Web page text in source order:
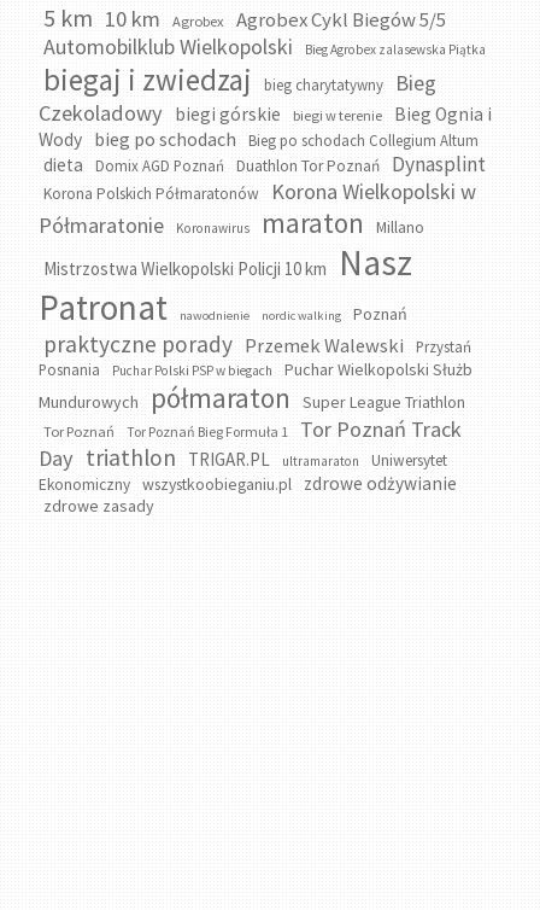
5 km 10 km Agrobex Agrobex Cykl Biegów 5/5
Automobilklub Wielkopolski Bieg Agrobex zalasewska Piątka
biegaj i zwiedzaj bieg charytatywny
Bieg
Czekoladowy
biegi górskie biegi w terenie
Bieg Ognia i
Wody bieg po schodach Bieg po schodach Collegium Altum
dieta Domix AGD Poznań Duathlon Tor Poznań Dynasplint
Korona Polskich Półmaratonów
Korona Wielkopolski w
Półmaratonie
Koronawirus maraton Millano
Mistrzostwa Wielkopolski Policji 10 km
Nasz
Patronat
nawodnienie nordic walking Poznań
praktyczne porady Przemek Walewski
Przystań
Posnania
Puchar Polski PSP w biegach
Puchar Wielkopolski Służb
Mundurowych
półmaraton Super League Triathlon
Tor Poznań Tor Poznań Bieg Formuła 1
Tor Poznań Track
Day triathlon TRIGAR.PL ultramaraton
Uniwersytet
Ekonomiczny
wszystkoobieganiu.pl zdrowe odżywianie
zdrowe zasady